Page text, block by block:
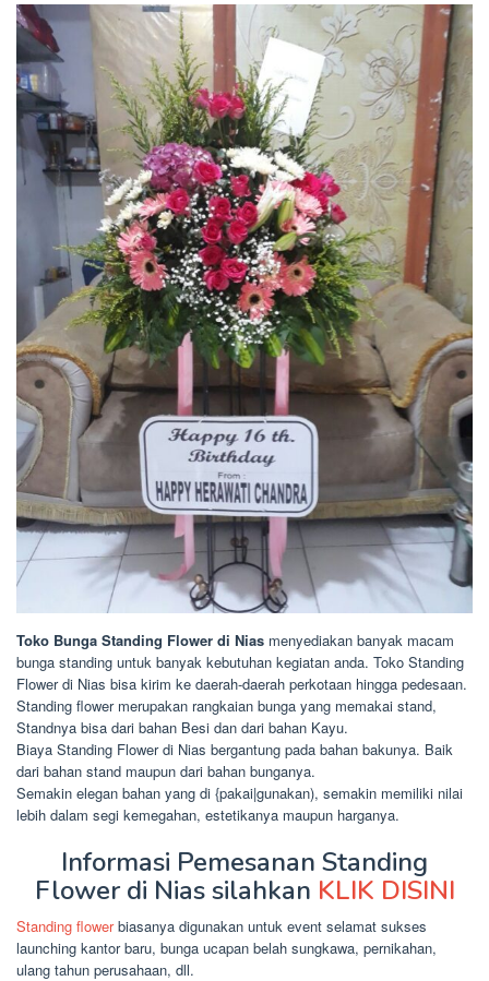
Toko Bunga Standing Flower di Nias menyediakan banyak macam
bunga standing untuk banyak kebutuhan kegiatan anda. Toko Standing
Flower di Nias bisa kirim ke daerah-daerah perkotaan hingga pedesaan.
Standing flower merupakan rangkaian bunga yang memakai stand,
Standnya bisa dari bahan Besi dan dari bahan Kayu.
Biaya Standing Flower di Nias bergantung pada bahan bakunya. Baik
dari bahan stand maupun dari bahan bunganya.
Semakin elegan bahan yang di {pakai|gunakan), semakin memiliki nilai
lebih dalam segi kemegahan, estetikanya maupun harganya.
Informasi Pemesanan Standing
Flower di Nias silahkan KLIK DISINI
Standing flowerbiasanya digunakan untuk event selamat sukses
launching kantor baru, bunga ucapan belah sungkawa, pernikahan,
ulang tahun perusahaan, dll.